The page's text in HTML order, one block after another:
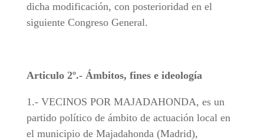
dicha modificación, con posterioridad en el
siguiente Congreso General.
Articulo 2º.- Ámbitos, fines e ideología
1.- VECINOS POR MAJADAHONDA, es un
partido político de ámbito de actuación local en
el municipio de Majadahonda (Madrid),